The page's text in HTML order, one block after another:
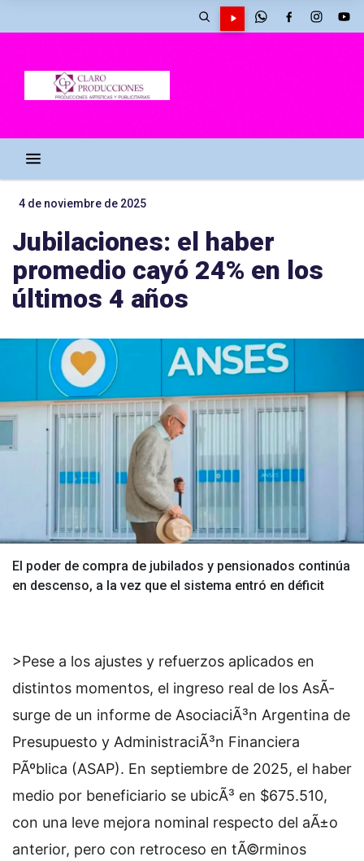
4 de noviembre de 2025
Jubilaciones: el haber
promedio cayó 24% en los
últimos 4 años
El poder de compra de jubilados y pensionados continúa
en descenso, a la vez que el sistema entró en déficit
>Pese a los ajustes y refuerzos aplicados en
distintos momentos, el ingreso real de los AsÃ­
surge de un informe de AsociaciÃ³n Argentina de
Presupuesto y AdministraciÃ³n Financiera
PÃºblica (ASAP). En septiembre de 2025, el haber
medio por beneficiario se ubicÃ³ en $675.510,
con una leve mejora nominal respecto del aÃ±o
anterior, pero con retroceso en tÃ©rminos